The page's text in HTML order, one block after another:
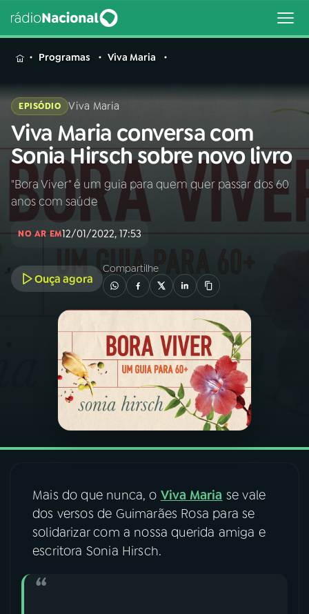
MENU
Buscar
na
Rádio
Nacional
Buscar
AO VIVO
INÍCIO
PROGRAMAÇÃO
PROGRAMAS
PODCASTS
ÚLTIMAS
Programas Viva Maria
EPISÓDIO Viva Maria
Viva Maria conversa com
Sonia Hirsch sobre novo livro
"Bora Viver" é um guia para quem quer passar dos 60
anos com saúde
NO AR EM12/01/2022, 17:53
Ouça agora
Compartilhe
Mais do que nunca, o Viva Maria se vale
dos versos de Guimarães Rosa para se
solidarizar com a nossa querida amiga e
escritora Sonia Hirsch.